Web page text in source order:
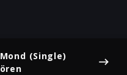
Mond (Single)